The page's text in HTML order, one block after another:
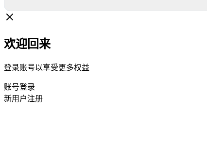
欢迎回来
登录账号以享受更多权益
账号登录
新用户注册